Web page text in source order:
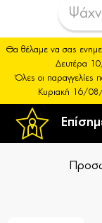
Θα θέλαμε να σας
Δευτέρα
Όλες οι
Κυριακή 16/